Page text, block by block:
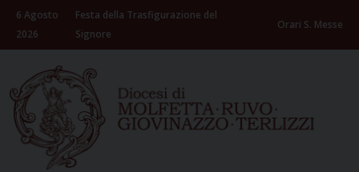
Skip
content
6 Agosto
2026
Festa della Trasfigurazione del
Signore
Orari S. Messe